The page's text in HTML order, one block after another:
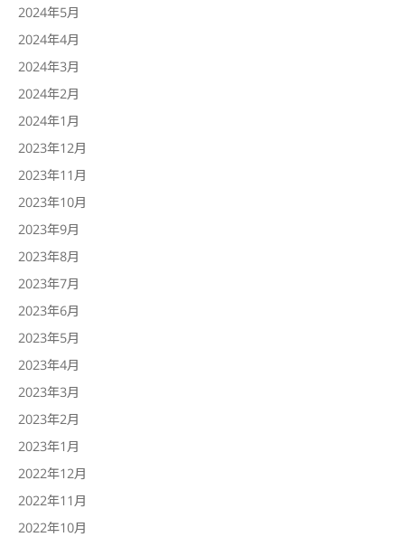
2024年5月
2024年4月
2024年3月
2024年2月
2024年1月
2023年12月
2023年11月
2023年10月
2023年9月
2023年8月
2023年7月
2023年6月
2023年5月
2023年4月
2023年3月
2023年2月
2023年1月
2022年12月
2022年11月
2022年10月